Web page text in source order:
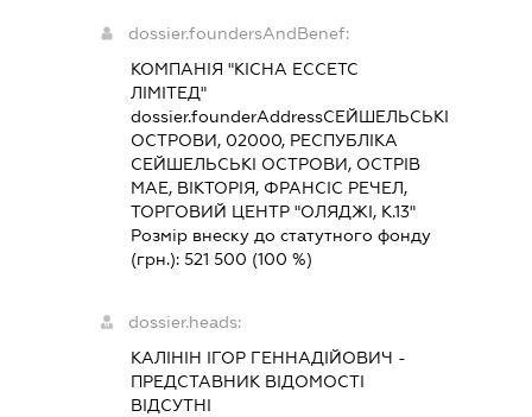
dossier.foundersAndBenef:
КОМПАНІЯ "КІСНА ЕССЕТС
ЛІМІТЕД"
dossier.founderAddressСЕЙШЕЛЬСЬКІ
ОСТРОВИ, 02000, РЕСПУБЛІКА
СЕЙШЕЛЬСЬКІ ОСТРОВИ, ОСТРІВ
МАЕ, ВІКТОРІЯ, ФРАНСІС РЕЧЕЛ,
ТОРГОВИЙ ЦЕНТР "ОЛЯДЖІ, К.13"
Розмір внеску до статутного фонду
(грн.): 521 500 (100 %)
dossier.heads:
КАЛІНІН ІГОР ГЕННАДІЙОВИЧ -
ПРЕДСТАВНИК ВІДОМОСТІ
ВІДСУТНІ